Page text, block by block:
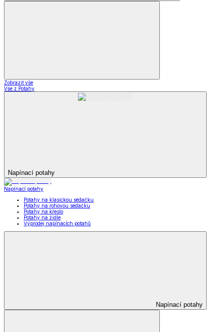
Zobrazit vše
Vše z Potahy
Napínací potahy
Napínací potahy
Potahy na klasickou sedačku
Potahy na rohovou sedačku
Potahy na křeslo
Potahy na židle
Výprodej napínacích potahů
Napínací potahy